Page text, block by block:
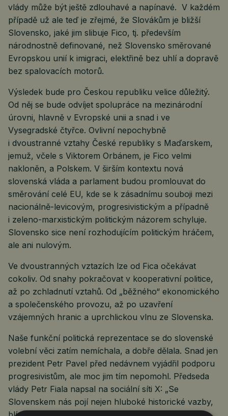
vlády může být ještě zdlouhavé a napínavé. V každém
případě už ale teď je zřejmé, že Slovákům je bližší
Slovensko, jaké jim slibuje Fico, tj. především
národnostně definované, než Slovensko směrované
Evropskou unií k imigraci, elektřině bez uhlí a dopravě
bez spalovacích motorů.
Výsledek bude pro Českou republiku velice důležitý.
Od něj se bude odvíjet spolupráce na mezinárodní
úrovni, hlavně v Evropské unii a snad i ve
Vysegradské čtyřce. Ovlivní nepochybně
i dvoustranné vztahy České republiky s Maďarskem,
jemuž, včele s Viktorem Orbánem, je Fico velmi
nakloněn, a Polskem. V širším kontextu nová
slovenská vláda a parlament budou promlouvat do
směrování celé EU, kde se k zásadnímu souboji mezi
nacionálně-levicovým, progresivistickým a případně
i zeleno-marxistickým politickým názorem schyluje.
Slovensko sice není rozhodujícím politickým hráčem,
ale ani nulovým.
Ve dvoustranných vztazích lze od Fica očekávat
cokoliv. Od snahy pokračovat v kooperativní politice,
až po zchladnutí vztahů. Od „běžného“ ekonomického
a společenského provozu, až po uzavření
vzájemných hranic a uprchlickou vlnu ze Slovenska.
Naše funkční politická reprezentace se do slovenské
volební věci zatím nemíchala, a dobře dělala. Snad jen
prezident Petr Pavel před nedávnem vyjádřil podporu
progresivistům, ale moc jim tím nepomohl. Předseda
vlády Petr Fiala napsal na sociální síti X: „Se
Slovenskem nás pojí nejen hluboké historické vazby,